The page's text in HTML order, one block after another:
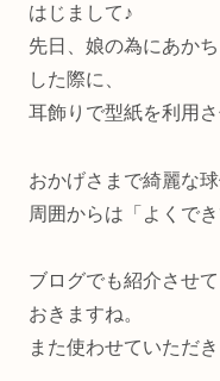
はじまして♪
先日、娘の為にあか
した際に、
耳飾りで型紙を利用
おかげさまで綺麗な球
周囲からは「よくで
ブログでも紹介させ
おきますね。
また使わせていただ